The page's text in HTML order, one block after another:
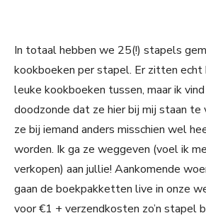
In totaal hebben we 25(!) stapels
kookboeken per stapel. Er zitten echt
leuke kookboeken tussen, maar ik
doodzonde dat ze hier bij mij staan
ze bij iemand anders misschien wel
worden. Ik ga ze weggeven (voel ik
verkopen) aan jullie! Aankomende
gaan de boekpakketten live in onze
voor €1 + verzendkosten zo’n stapel